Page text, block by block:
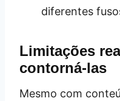
diferentes
Limitações
contorná‑las
Mesmo com